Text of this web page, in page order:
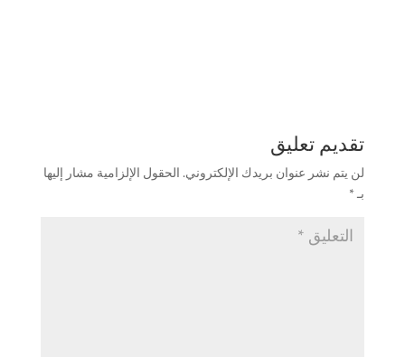
تقديم تعليق
لن يتم نشر عنوان بريدك الإلكتروني.الحقول الإلزامية مشار إليها
بـ*